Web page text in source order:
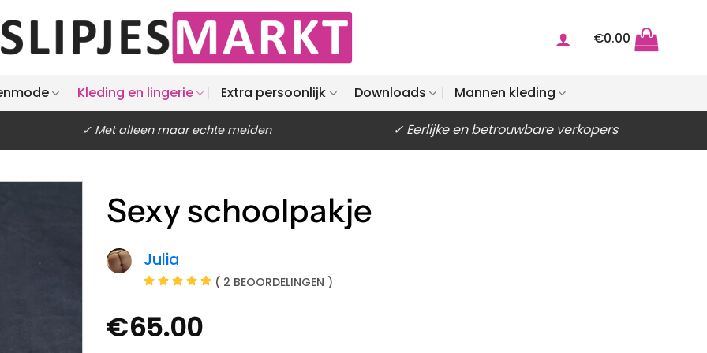
€0.00
Kleding en lingerie Extra persoonlijk Downloads Mannen kleding
✓ Met alleen maar echte meiden ✓ Eerlijke en betrouwbare verkopers
Sexy schoolpakje
Julia
( 2 BEOORDELINGEN )
€65.00